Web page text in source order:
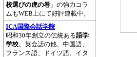
校選びの虎の巻 」の強力コラ
ムもWEB上にて好評連載中。
ICA国際会話学院
昭和30年創立の伝統ある語学
学校。英会話の他、中国語、
フランス語、ドイツ語、イタ